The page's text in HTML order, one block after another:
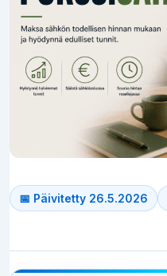
📅 Päivitetty 26.5.2026